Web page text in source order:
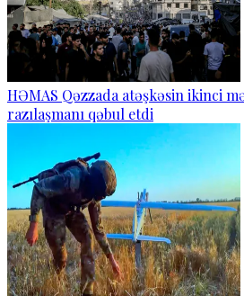
HƏMAS Qəzzada atəşkəsin ikinci
razılaşmanı qəbul etdi